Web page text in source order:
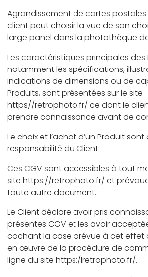
Agrandissement de cartes postales
client peut choisir la vue de son
large panel dans la photothèque
Les caractéristiques principales des
notamment les spécifications,
indications de dimensions ou de
Produits, sont présentées sur le site
https//retrophoto.fr/ ce dont le
prendre connaissance avant de
Le choix et l’achat d’un Produit sont
responsabilité du Client.
Ces CGV sont accessibles à tout
site https://retrophoto.fr/ et
toute autre document.
Le Client déclare avoir pris
présentes CGV et les avoir
cochant la case prévue à cet effet
en œuvre de la procédure de
ligne du site https:/lretrophoto.fr/.